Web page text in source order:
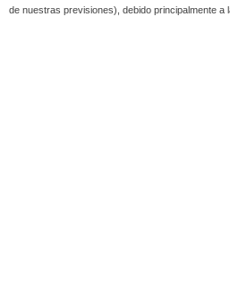
de nuestras previsiones), debido principalmente